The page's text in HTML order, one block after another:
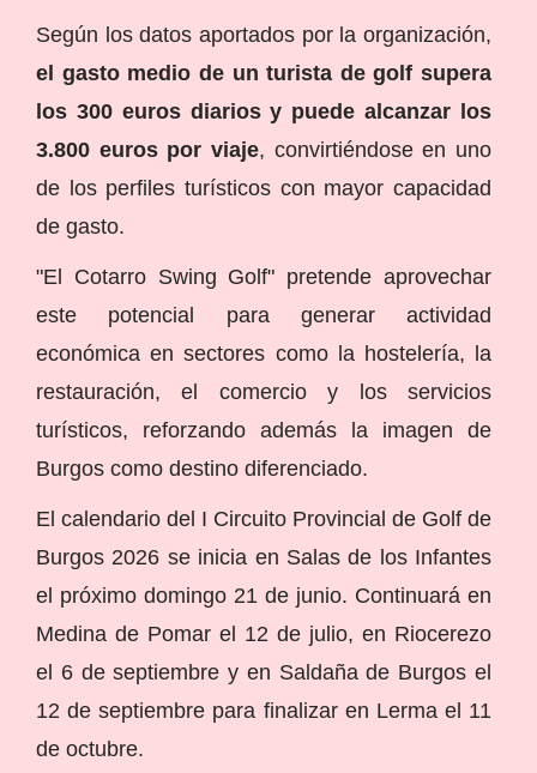
Según los datos aportados por la organización,
el gasto medio de un turista de golf supera
los 300 euros diarios y puede alcanzar los
3.800 euros por viaje, convirtiéndose en uno
de los perfiles turísticos con mayor capacidad
de gasto.
"El Cotarro Swing Golf" pretende aprovechar
este potencial para generar actividad
económica en sectores como la hostelería, la
restauración, el comercio y los servicios
turísticos, reforzando además la imagen de
Burgos como destino diferenciado.
El calendario del I Circuito Provincial de Golf de
Burgos 2026 se inicia en Salas de los Infantes
el próximo domingo 21 de junio. Continuará en
Medina de Pomar el 12 de julio, en Riocerezo
el 6 de septiembre y en Saldaña de Burgos el
12 de septiembre para finalizar en Lerma el 11
de octubre.